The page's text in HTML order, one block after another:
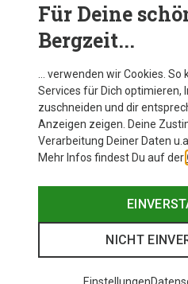
Für Deine
Bergzeit...
… verwenden wir Cookies.
Services für Dich optimieren,
zuschneiden und dir
Anzeigen zeigen. Deine
Verarbeitung Deiner Daten
Mehr Infos findest Du auf der
NICHT